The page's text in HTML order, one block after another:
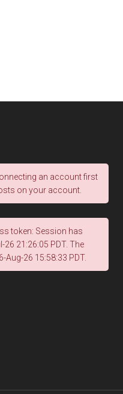
an account first
on your account.
token: Session has
26 21:26:05 PDT. The
Aug-26 15:58:33 PDT.